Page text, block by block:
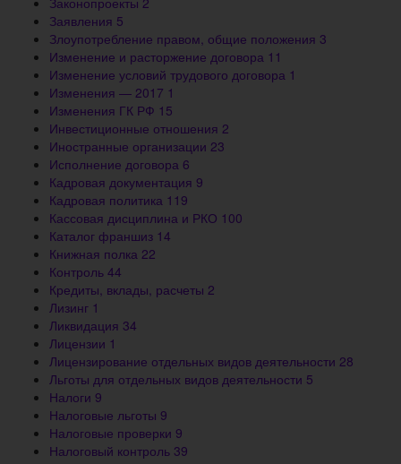
Заявления 5
Злоупотребление правом, общие положения 3
Изменение и расторжение договора 11
Изменение условий трудового договора 1
Изменения — 2017 1
Изменения ГК РФ 15
Инвестиционные отношения 2
Иностранные организации 23
Исполнение договора 6
Кадровая документация 9
Кадровая политика 119
Кассовая дисциплина и РКО 100
Каталог франшиз 14
Книжная полка 22
Контроль 44
Кредиты, вклады, расчеты 2
Лизинг 1
Ликвидация 34
Лицензии 1
Лицензирование отдельных видов деятельности 28
Льготы для отдельных видов деятельности 5
Налоги 9
Налоговые льготы 9
Налоговые проверки 9
Налоговый контроль 39